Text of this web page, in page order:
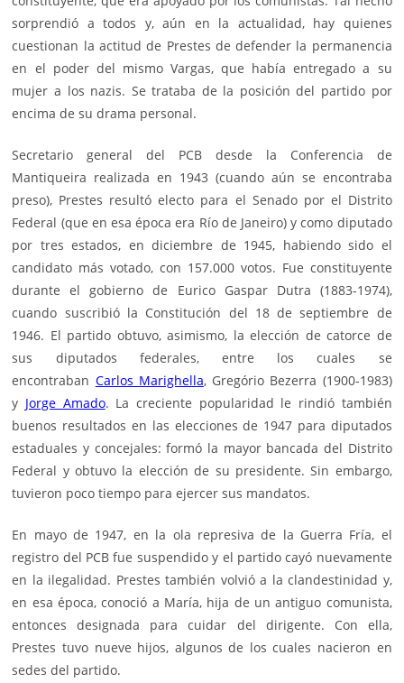
sorprendió a todos y, aún en la actualidad, hay quienes
cuestionan la actitud de Prestes de defender la permanencia
en el poder del mismo Vargas, que había entregado a su
mujer a los nazis. Se trataba de la posición del partido por
encima de su drama personal.
Secretario general del PCB desde la Conferencia de
Mantiqueira realizada en 1943 (cuando aún se encontraba
preso), Prestes resultó electo para el Senado por el Distrito
Federal (que en esa época era Río de Janeiro) y como diputado
por tres estados, en diciembre de 1945, habiendo sido el
candidato más votado, con 157.000 votos. Fue constituyente
durante el gobierno de Eurico Gaspar Dutra (1883-1974),
cuando suscribió la Constitución del 18 de septiembre de
1946. El partido obtuvo, asimismo, la elección de catorce de
sus diputados federales, entre los cuales se
encontraban Carlos Marighella, Gregório Bezerra (1900-1983)
y Jorge Amado. La creciente popularidad le rindió también
buenos resultados en las elecciones de 1947 para diputados
estaduales y concejales: formó la mayor bancada del Distrito
Federal y obtuvo la elección de su presidente. Sin embargo,
tuvieron poco tiempo para ejercer sus mandatos.
En mayo de 1947, en la ola represiva de la Guerra Fría, el
registro del PCB fue suspendido y el partido cayó nuevamente
en la ilegalidad. Prestes también volvió a la clandestinidad y,
en esa época, conoció a María, hija de un antiguo comunista,
entonces designada para cuidar del dirigente. Con ella,
Prestes tuvo nueve hijos, algunos de los cuales nacieron en
sedes del partido.